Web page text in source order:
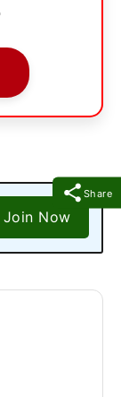
Share
Join Now